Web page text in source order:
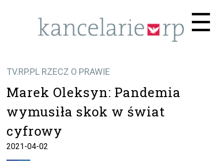
☰
TV.RP.PL RZECZ O PRAWIE
Marek Oleksyn: Pandemia
wymusiła skok w świat
cyfrowy
2021-04-02